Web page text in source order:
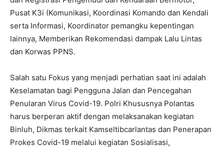
Pusat K3i (Komunikasi, Koordinasi Komando dan Kendali
serta Informasi, Koordinator pemangku kepentingan
lainnya, Memberikan Rekomendasi dampak Lalu Lintas
dan Korwas PPNS.
Salah satu Fokus yang menjadi perhatian saat ini adalah
Keselamatan bagi Pengguna Jalan dan Pencegahan
Penularan Virus Covid-19. Polri Khususnya Polantas
harus berperan aktif dengan melaksanakan kegiatan
Binluh, Dikmas terkait Kamseltibcarlantas dan Penerapan
Prokes Covid-19 melalui kegiatan Sosialisasi,